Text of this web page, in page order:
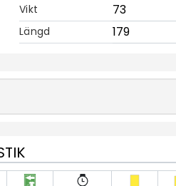
Vikt 73
Längd 179